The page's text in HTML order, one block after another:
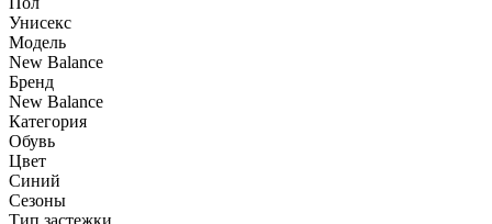
Унисекс
Модель
New Balance
Бренд
New Balance
Категория
Обувь
Цвет
Синий
Сезоны
Тип застежки